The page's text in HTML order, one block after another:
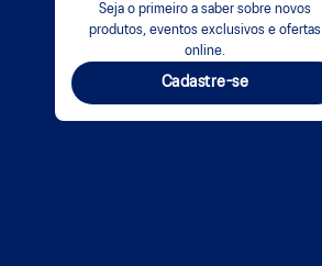
Seja o primeiro a saber sobre novos
produtos, eventos exclusivos e ofertas
online.
Cadastre-se